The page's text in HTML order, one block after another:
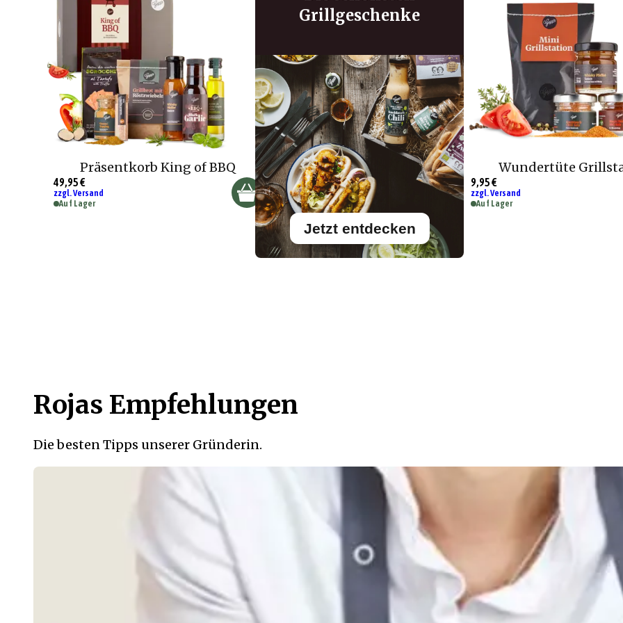
Präsentkorb King of BBQ
49,95 €
zzgl. Versand
Auf Lager
Grillgeschenke
Jetzt entdecken
Wundertüte
9,95 €
zzgl. Versand
Auf Lager
Rojas Empfehlungen
Die besten Tipps unserer Gründerin.